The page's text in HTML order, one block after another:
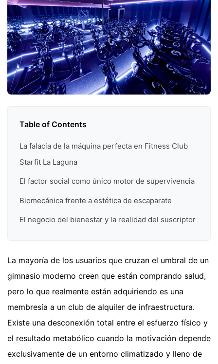
Table of Contents
La falacia de la máquina perfecta en Fitness Club
Starfit La Laguna
El factor social como único motor de supervivencia
Biomecánica frente a estética de escaparate
El negocio del bienestar y la realidad del suscriptor
La mayoría de los usuarios que cruzan el umbral de un
gimnasio moderno creen que están comprando salud,
pero lo que realmente están adquiriendo es una
membresía a un club de alquiler de infraestructura.
Existe una desconexión total entre el esfuerzo físico y
el resultado metabólico cuando la motivación depende
exclusivamente de un entorno climatizado y lleno de